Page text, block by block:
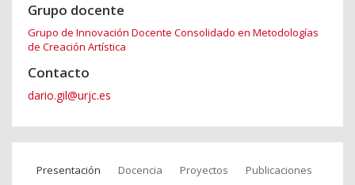
Grupo docente
Grupo de Innovación Docente Consolidado en Metodologías
de Creación Artística
Contacto
dario.gil@urjc.es
Presentación Docencia Proyectos Publicaciones